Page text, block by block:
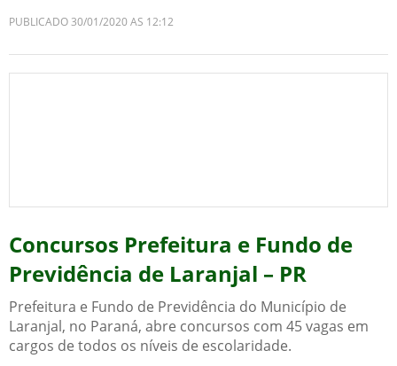
PUBLICADO 30/01/2020 AS 12:12
Concursos Prefeitura e Fundo de
Previdência de Laranjal – PR
Prefeitura e Fundo de Previdência do Município de
Laranjal, no Paraná, abre concursos com 45 vagas em
cargos de todos os níveis de escolaridade.